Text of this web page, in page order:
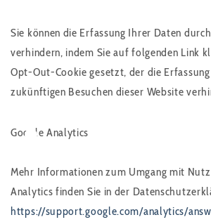
Sie können die Erfassung Ihrer Daten
verhindern, indem Sie auf folgenden Link
Opt-Out-Cookie gesetzt, der die
zukünftigen Besuchen dieser Website
Google Analytics
Mehr Informationen zum Umgang mit
Analytics finden Sie in der
https://support.google.com/analytics/